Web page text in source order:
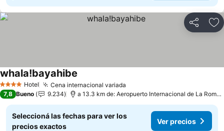
Compartir
4 EstrellasHotel Cena internacional variada
whala!bayahibe
7,8 Bueno 9.234 a 13.3 km de: Aeropuerto Internacional de La Romana
Seleccioná las fechas para ver los
precios exactos
Ver precios